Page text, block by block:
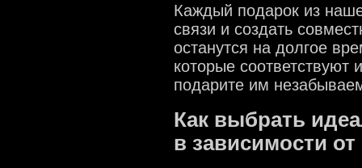
Каждый подарок из
связи и создать
останутся на долгое
которые
подарите им
Как выбрать
в зависимости